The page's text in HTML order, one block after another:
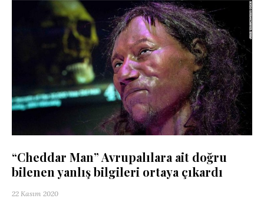
“Cheddar Man” Avrupalılara ait doğru
bilenen yanlış bilgileri ortaya çıkardı
22 Kasım 2020